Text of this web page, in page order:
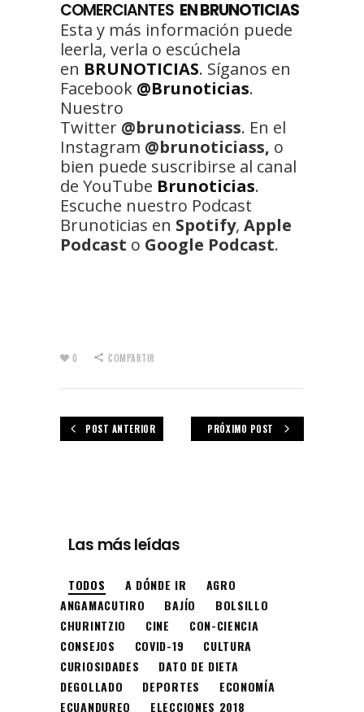
COMERCIANTES EN BRUNOTICIAS
Esta y más información puede
leerla, verla o escúchela
en BRUNOTICIAS. Síganos en
Facebook @Brunoticias.
Nuestro
Twitter @brunoticiass. En el
Instagram @brunoticiass, o
bien puede suscribirse al canal
de YouTube Brunoticias.
Escuche nuestro Podcast
Brunoticias en Spotify, Apple
Podcast o Google Podcast.
0 COMPARTIR
POST ANTERIOR PRÓXIMO POST
Las más leídas
TODOS A DÓNDE IR
AGRO
ANGAMACUTIRO
BAJÍO
BOLSILLO
CHURINTZIO
CINE
CON-CIENCIA
CONSEJOS
COVID-19
CULTURA
CURIOSIDADES
DATO DE DIETA
DEGOLLADO
DEPORTES
ECONOMÍA
ECUANDUREO
ELECCIONES 2018